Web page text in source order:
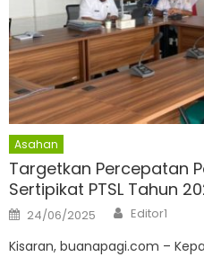
Asahan
Targetkan Percepatan
Sertipikat PTSL Tahun
Posted
on
24/06/2025 Author
Editor1
Kisaran, buanapagi.com –